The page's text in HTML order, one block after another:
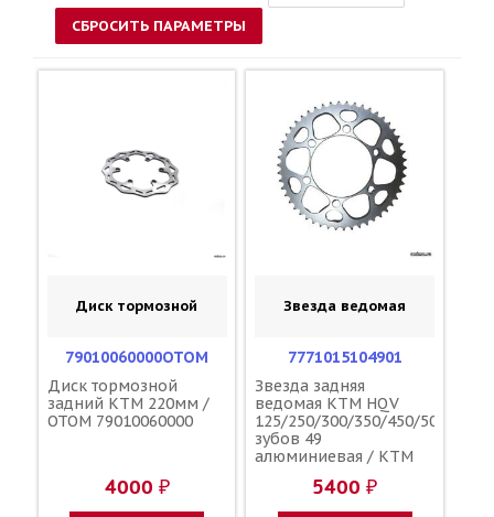
Диск тормозной
79010060000OTOM
Диск тормозной
задний KTM 220мм /
OTOM 79010060000
4000 ₽
Звезда ведомая
7771015104901
Звезда задняя
ведомая KTM HQV
125/250/300/350/450/500
зубов 49
алюминиевая / KTM
5400 ₽